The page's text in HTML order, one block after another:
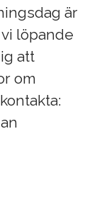
är
löpande
att
om